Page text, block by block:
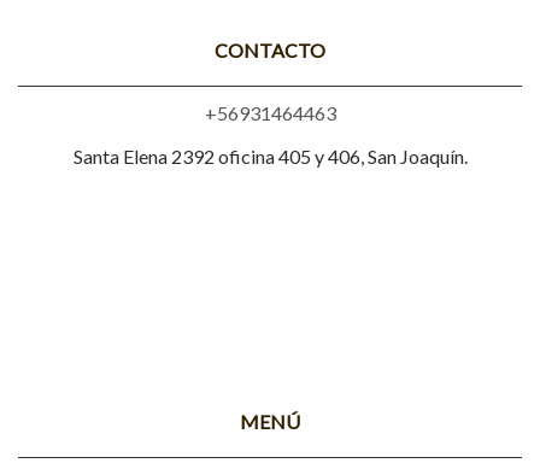
CONTACTO
+56931464463
Santa Elena 2392 oficina 405 y 406, San Joaquín.
MENÚ